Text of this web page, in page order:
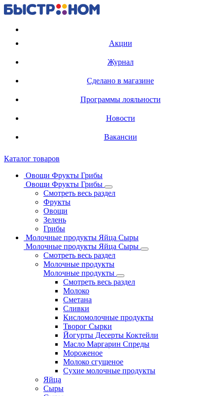
Акции
Журнал
Сделано в магазине
Программы лояльности
Новости
Вакансии
Каталог товаров
Овощи Фрукты Грибы
Овощи Фрукты Грибы
Смотреть весь раздел
Фрукты
Овощи
Зелень
Грибы
Молочные продукты Яйца Сыры
Молочные продукты Яйца Сыры
Смотреть весь раздел
Молочные продукты
Молочные продукты
Смотреть весь раздел
Молоко
Сметана
Сливки
Кисломолочные продукты
Творог Сырки
Йогурты Десерты Коктейли
Масло Маргарин Спреды
Мороженое
Молоко сгущеное
Сухие молочные продукты
Яйца
Сыры